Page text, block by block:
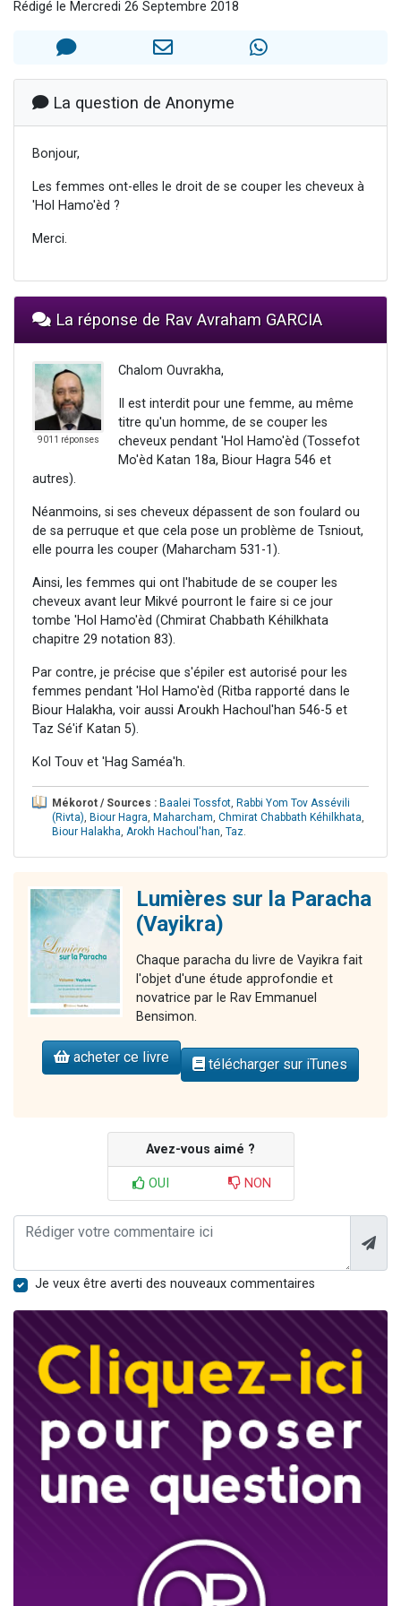
Il reste 49 places pour étudier en groupe sur Zoom
29 personnes viennent de demander une bénédiction
Rédigé le Mercredi 26 Septembre 2018
La question de Anonyme
Bonjour,
Les femmes ont-elles le droit de se couper les cheveux à
'Hol Hamo'èd ?
Merci.
La réponse de Rav Avraham GARCIA
9011 réponses
Chalom Ouvrakha,
Il est interdit pour une femme, au même
titre qu'un homme, de se couper les
cheveux pendant 'Hol Hamo'èd (Tossefot
Mo'èd Katan 18a, Biour Hagra 546 et
autres).
Néanmoins, si ses cheveux dépassent de son foulard ou
de sa perruque et que cela pose un problème de Tsniout,
elle pourra les couper (Maharcham 531-1).
Ainsi, les femmes qui ont l'habitude de se couper les
cheveux avant leur Mikvé pourront le faire si ce jour
tombe 'Hol Hamo'èd (Chmirat Chabbath Kéhilkhata
chapitre 29 notation 83).
Par contre, je précise que s'épiler est autorisé pour les
femmes pendant 'Hol Hamo'èd (Ritba rapporté dans le
Biour Halakha, voir aussi Aroukh Hachoul'han 546-5 et
Taz Sé'if Katan 5).
Kol Touv et 'Hag Saméa'h.
Mékorot / Sources : Baalei Tossfot, Rabbi Yom Tov Assévili
(Rivta), Biour Hagra, Maharcham, Chmirat Chabbath Kéhilkhata,
Biour Halakha, Arokh Hachoul'han, Taz.
Lumières sur la Paracha
(Vayikra)
Chaque paracha du livre de Vayikra fait
l'objet d'une étude approfondie et
novatrice par le Rav Emmanuel
Bensimon.
acheter ce livre télécharger sur iTunes
Avez-vous aimé ?
OUI NON
Je veux être averti des nouveaux commentaires